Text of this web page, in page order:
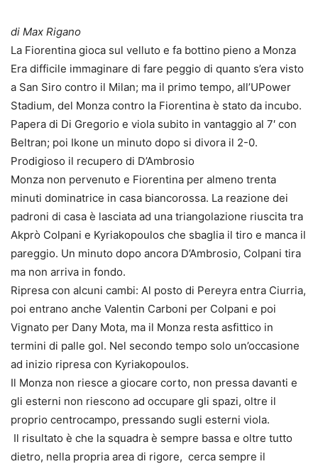
di Max Rigano
La Fiorentina gioca sul velluto e fa bottino pieno a Monza
Era difficile immaginare di fare peggio di quanto s’era visto
a San Siro contro il Milan; ma il primo tempo, all’UPower
Stadium, del Monza contro la Fiorentina è stato da incubo.
Papera di Di Gregorio e viola subito in vantaggio al 7′ con
Beltran; poi Ikone un minuto dopo si divora il 2-0.
Prodigioso il recupero di D’Ambrosio
Monza non pervenuto e Fiorentina per almeno trenta
minuti dominatrice in casa biancorossa. La reazione dei
padroni di casa è lasciata ad una triangolazione riuscita tra
Akprò Colpani e Kyriakopoulos che sbaglia il tiro e manca il
pareggio. Un minuto dopo ancora D’Ambrosio, Colpani tira
ma non arriva in fondo.
Ripresa con alcuni cambi: Al posto di Pereyra entra Ciurria,
poi entrano anche Valentin Carboni per Colpani e poi
Vignato per Dany Mota, ma il Monza resta asfittico in
termini di palle gol. Nel secondo tempo solo un’occasione
ad inizio ripresa con Kyriakopoulos.
Il Monza non riesce a giocare corto, non pressa davanti e
gli esterni non riescono ad occupare gli spazi, oltre il
proprio centrocampo, pressando sugli esterni viola.
Il risultato è che la squadra è sempre bassa e oltre tutto
dietro, nella propria area di rigore, cerca sempre il